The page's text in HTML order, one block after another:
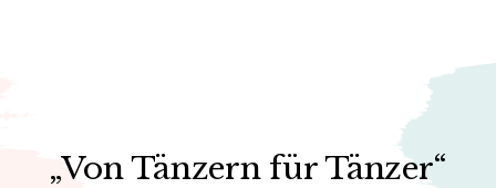
„Von Tänzern für Tänzer“